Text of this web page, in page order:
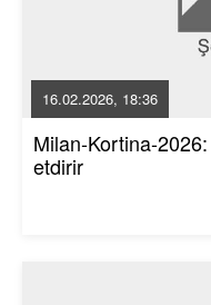
16.02.2026, 18:36
Milan-Kortina-
etdirir